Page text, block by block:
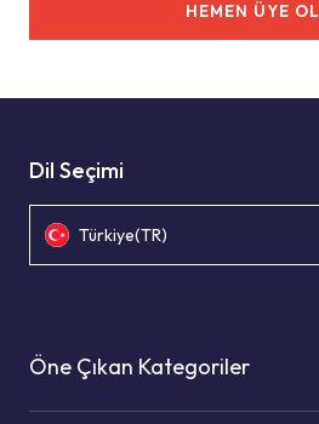
HEMEN ÜYE OL
Dil Seçimi
Türkiye(TR)
Öne Çıkan Kategoriler